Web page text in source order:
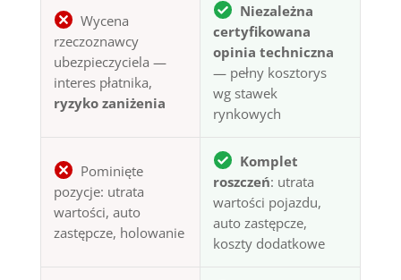
Wycena
rzeczoznawcy
ubezpieczyciela —
interes płatnika,
ryzyko zaniżenia
Niezależna
certyfikowana
opinia techniczna
— pełny kosztorys
wg stawek
rynkowych
Pominięte
pozycje: utrata
wartości, auto
zastępcze, holowanie
Komplet
roszczeń: utrata
wartości pojazdu,
auto zastępcze,
koszty dodatkowe